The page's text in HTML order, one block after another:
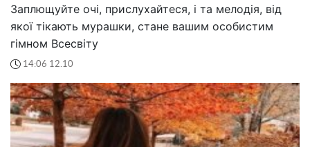
Заплющуйте очі, прислухайтеся, і та мелодія, від
якої тікають мурашки, стане вашим особистим
гімном Всесвіту
14:06 12.10